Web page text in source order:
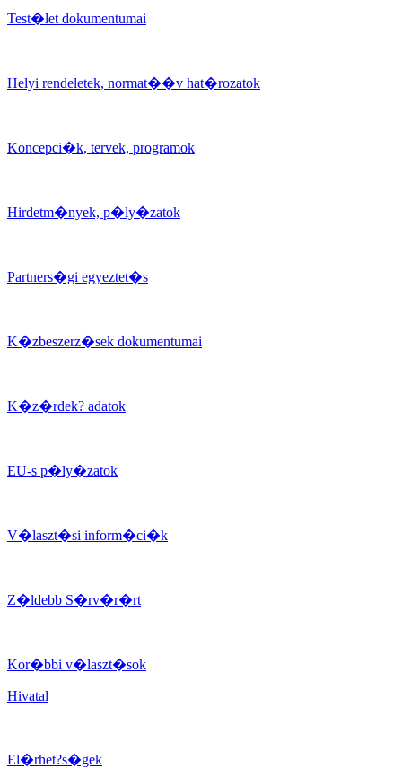
Test�let dokumentumai
Helyi rendeletek, normat��v hat�rozatok
Koncepci�k, tervek, programok
Hirdetm�nyek, p�ly�zatok
Partners�gi egyeztet�s
K�zbeszerz�sek dokumentumai
K�z�rdek? adatok
EU-s p�ly�zatok
V�laszt�si inform�ci�k
Z�ldebb S�rv�r�rt
Kor�bbi v�laszt�sok
Hivatal
El�rhet?s�gek